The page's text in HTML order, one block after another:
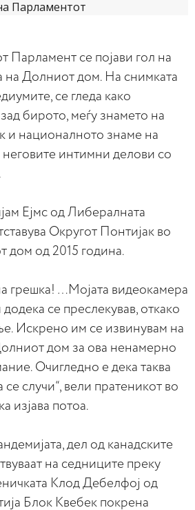
Парламент се појави гол на
на Долниот дом. На снимката
се гледа како
бирото, меѓу знамето на
и националното знаме на
неговите интимни делови со
Ејмс од Либералната
Округот Понтијак во
дом од 2015 година.
грешка! …Мојата видеокамера
додека се преслекував, откако
Искрено им се извинувам на
дом за ова ненамерно
Очигледно е дека таква
се случи“, вели пратеникот во
изјава потоа.
дел од канадските
на седниците преку
Клод Дебелфој од
Блок Квебек покрена